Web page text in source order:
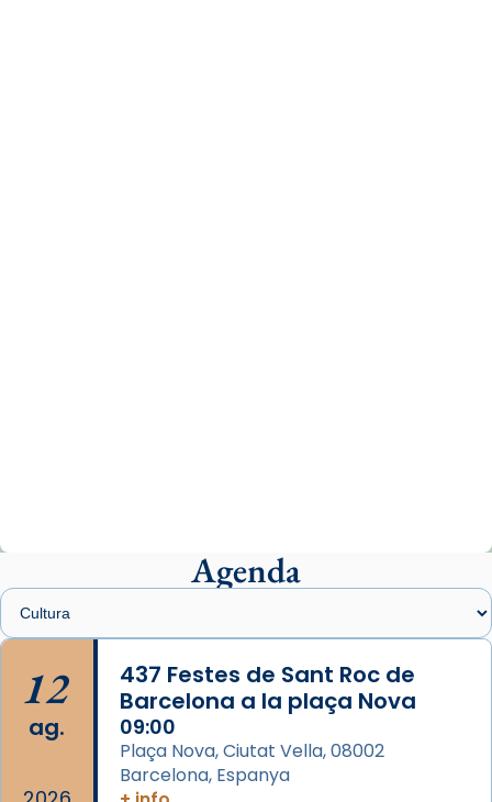
presidit aquest 27 de juliol la missa de Les
Santes de Mataró.
🔗
📸 J. Merino
Photo
View on Facebook · Share
Arquebisbat de Barcelona
Agenda
12
ag.
437 Festes de Sant Roc de
Barcelona a la plaça Nova
09:00
Plaça Nova, Ciutat Vella, 08002
Barcelona, Espanya